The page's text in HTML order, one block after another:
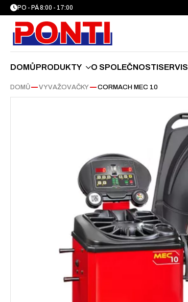
PO - PÁ 8:00 - 17:00
DOMŮPRODUKTY O SPOLEČNOSTISERVIS
DOMŮ—VYVAŽOVAČKY—CORMACH MEC 10